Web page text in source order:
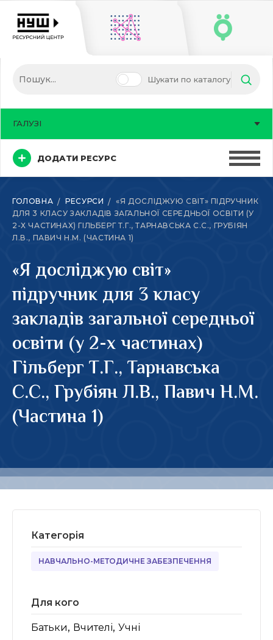
Шукати по каталогу
ДОДАТИ РЕСУРС
ГАЛУЗІ
ГОЛОВНА РЕСУРСИ
«Я ДОСЛІДЖУЮ СВІТ» ПІДРУЧНИК
ДЛЯ 3 КЛАСУ ЗАКЛАДІВ ЗАГАЛЬНОЇ СЕРЕДНЬОЇ ОСВІТИ (У
2-Х ЧАСТИНАХ) ГІЛЬБЕРГ Т.Г., ТАРНАВСЬКА С.С., ГРУБІЯН
Л.В., ПАВИЧ Н.М. (ЧАСТИНА 1)
«Я досліджую світ»
підручник для 3 класу
закладів загальної середньої
освіти (у 2-х частинах)
Гільберг Т.Г., Тарнавська
С.С., Грубіян Л.В., Павич Н.М.
(Частина 1)
Категорія
НАВЧАЛЬНО-МЕТОДИЧНЕ ЗАБЕЗПЕЧЕННЯ
Для кого
Батьки, Вчителі, Учні